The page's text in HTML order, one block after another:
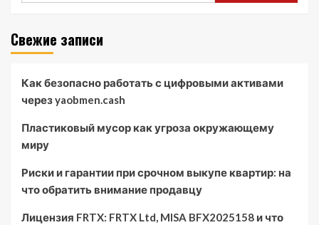
Свежие записи
Как безопасно работать с цифровыми активами
через yaobmen.cash
Пластиковый мусор как угроза окружающему
миру
Риски и гарантии при срочном выкупе квартир: на
что обратить внимание продавцу
Лицензия FRTX: FRTX Ltd, MISA BFX2025158 и что